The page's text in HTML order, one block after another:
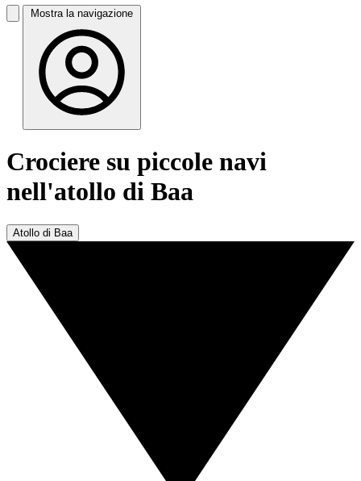
Mostra la navigazione
Crociere su piccole navi
nell'atollo di Baa
Atollo di Baa